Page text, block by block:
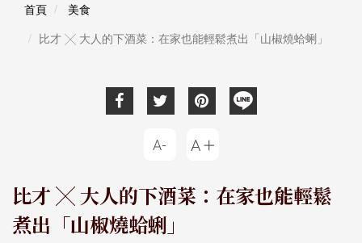
首頁
美食
比才 ╳ 大人的下酒菜：在家也能輕鬆煮出「山椒燒蛤蜊」
比才 ╳ 大人的下酒菜：在家也能輕鬆
煮出「山椒燒蛤蜊」